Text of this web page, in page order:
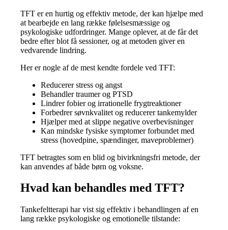
TFT er en hurtig og effektiv metode, der kan hjælpe med
at bearbejde en lang række følelsesmæssige og
psykologiske udfordringer. Mange oplever, at de får det
bedre efter blot få sessioner, og at metoden giver en
vedvarende lindring.
Her er nogle af de mest kendte fordele ved TFT:
Reducerer stress og angst
Behandler traumer og PTSD
Lindrer fobier og irrationelle frygtreaktioner
Forbedrer søvnkvalitet og reducerer tankemylder
Hjælper med at slippe negative overbevisninger
Kan mindske fysiske symptomer forbundet med
stress (hovedpine, spændinger, maveproblemer)
TFT betragtes som en blid og bivirkningsfri metode, der
kan anvendes af både børn og voksne.
Hvad kan behandles med TFT?
Tankefeltterapi har vist sig effektiv i behandlingen af en
lang række psykologiske og emotionelle tilstande: